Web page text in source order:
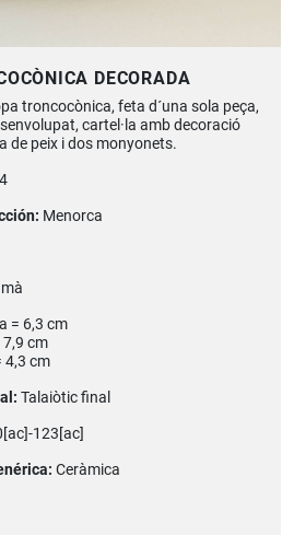
DECORADA
troncocònica, feta d´una sola peça,
cartel·la amb decoració
de peix i dos monyonets.
Menorca
= 6,3 cm
cm
4,3 cm
Talaiòtic final
123[ac]
Ceràmica